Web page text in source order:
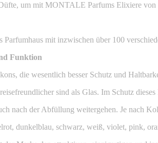
um mit MONTALE Parfums Elixiere
mit inzwischen über 100
Funktion
die wesentlich besser Schutz und
sind als Glas. Im Schutz
nach der Abfüllung weitergehen. Je nach
dunkelblau, schwarz, weiß, violet, pink,